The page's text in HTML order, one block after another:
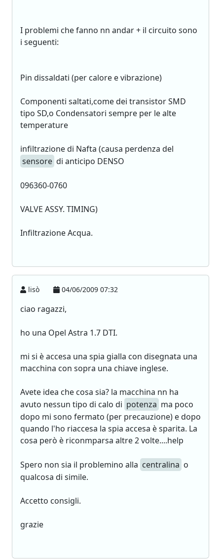
I problemi che fanno nn andar + il circuito sono
i seguenti:
Pin dissaldati (per calore e vibrazione)
Componenti saltati,come dei transistor SMD
tipo SD,o Condensatori sempre per le alte
temperature
infiltrazione di Nafta (causa perdenza del
sensore di anticipo DENSO
096360-0760
VALVE ASSY. TIMING)
Infiltrazione Acqua.
lisò 04/06/2009 07:32
ciao ragazzi,
ho una Opel Astra 1.7 DTI.
mi si è accesa una spia gialla con disegnata una
macchina con sopra una chiave inglese.
Avete idea che cosa sia? la macchina nn ha
avuto nessun tipo di calo di potenza ma poco
dopo mi sono fermato (per precauzione) e dopo
quando l'ho riaccesa la spia accesa è sparita. La
cosa però è riconmparsa altre 2 volte....help
Spero non sia il problemino alla centralina o
qualcosa di simile.
Accetto consigli.
grazie